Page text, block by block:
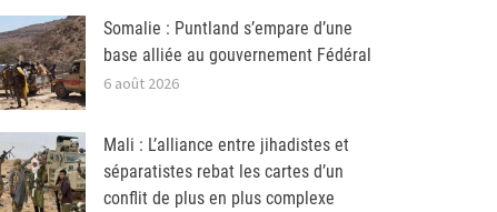
Somalie : Puntland s’empare d’une
base alliée au gouvernement Fédéral
6 août 2026
Mali : L’alliance entre jihadistes et
séparatistes rebat les cartes d’un
conflit de plus en plus complexe